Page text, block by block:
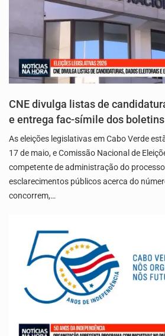
CNE divulga listas de
e entrega fac-símile dos
As eleições legislativas em Cabo Verde
17 de maio, e Comissão Nacional de
competente de administração do
esclarecimentos públicos acerca do
concorrem,…